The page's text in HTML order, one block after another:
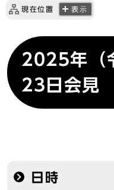
現在位置 表示
2025年（
23日会見
日時